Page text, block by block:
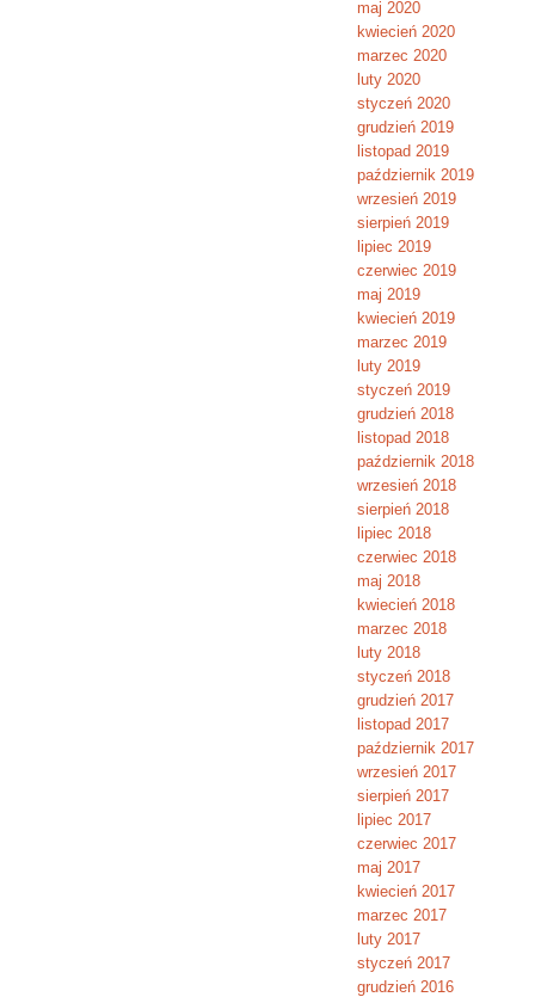
maj 2020
kwiecień 2020
marzec 2020
luty 2020
styczeń 2020
grudzień 2019
listopad 2019
październik 2019
wrzesień 2019
sierpień 2019
lipiec 2019
czerwiec 2019
maj 2019
kwiecień 2019
marzec 2019
luty 2019
styczeń 2019
grudzień 2018
listopad 2018
październik 2018
wrzesień 2018
sierpień 2018
lipiec 2018
czerwiec 2018
maj 2018
kwiecień 2018
marzec 2018
luty 2018
styczeń 2018
grudzień 2017
listopad 2017
październik 2017
wrzesień 2017
sierpień 2017
lipiec 2017
czerwiec 2017
maj 2017
kwiecień 2017
marzec 2017
luty 2017
styczeń 2017
grudzień 2016